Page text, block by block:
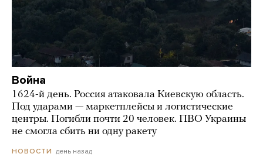
Война
1624-й день. Россия атаковала Киевскую область.
Под ударами — маркетплейсы и логистические
центры. Погибли почти 20 человек. ПВО Украины
не смогла сбить ни одну ракету
НОВОСТИ день назад